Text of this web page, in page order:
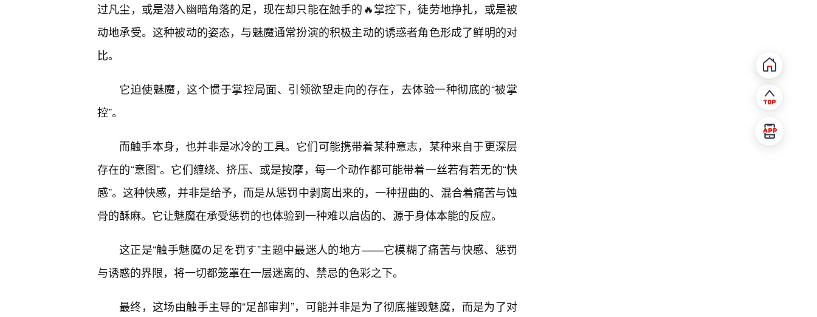
过凡尘，或是潜入幽暗角落的足，现在却只能在触手的🔥掌控下，徒劳地挣扎，或是被
动地承受。这种被动的姿态，与魅魔通常扮演的积极主动的诱惑者角色形成了鲜明的对
比。
它迫使魅魔，这个惯于掌控局面、引领欲望走向的存在，去体验一种彻底的“被掌
控”。
而触手本身，也并非是冰冷的工具。它们可能携带着某种意志，某种来自于更深层
存在的“意图”。它们缠绕、挤压、或是按摩，每一个动作都可能带着一丝若有若无的“快
感”。这种快感，并非是给予，而是从惩罚中剥离出来的，一种扭曲的、混合着痛苦与蚀
骨的酥麻。它让魅魔在承受惩罚的也体验到一种难以启齿的、源于身体本能的反应。
这正是“触手魅魔の足を罚す”主题中最迷人的地方——它模糊了痛苦与快感、惩罚
与诱惑的界限，将一切都笼罩在一层迷离的、禁忌的色彩之下。
最终，这场由触手主导的“足部审判”，可能并非是为了彻底摧毁魅魔，而是为了对